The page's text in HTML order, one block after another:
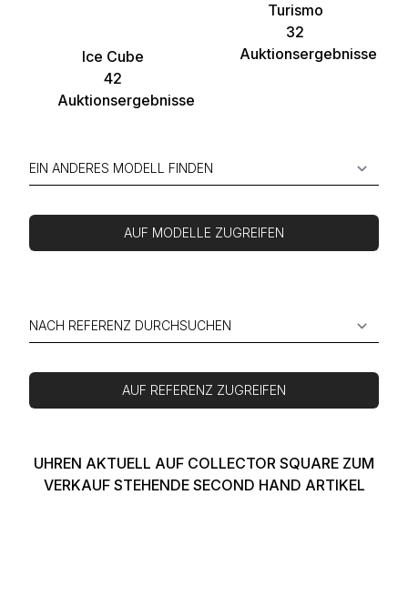
Ice Cube
42
Auktionsergebnisse
Turismo
32
Auktionsergebnisse
AUF MODELLE ZUGREIFEN
AUF REFERENZ ZUGREIFEN
UHREN AKTUELL AUF COLLECTOR SQUARE ZUM
VERKAUF STEHENDE SECOND HAND ARTIKEL